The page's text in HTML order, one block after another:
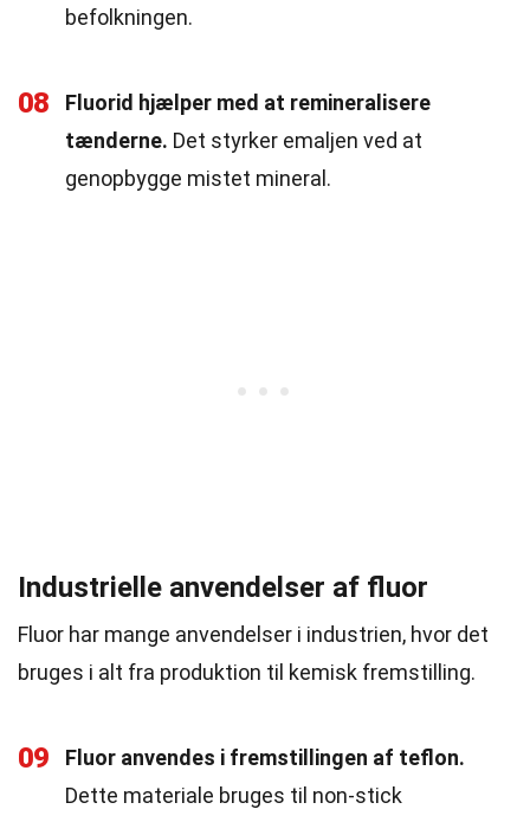
befolkningen.
08
Fluorid hjælper med at remineralisere
tænderne. Det styrker emaljen ved at
genopbygge mistet mineral.
Industrielle anvendelser af fluor
Fluor har mange anvendelser i industrien, hvor det
bruges i alt fra produktion til kemisk fremstilling.
09
Fluor anvendes i fremstillingen af teflon.
Dette materiale bruges til non-stick